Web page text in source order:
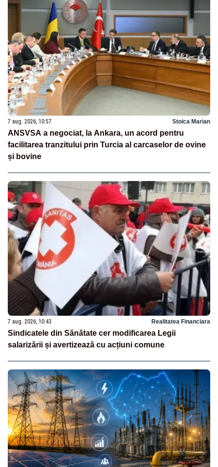
7 aug. 2026, 10:57 Stoica Marian
ANSVSA a negociat, la Ankara, un acord pentru
facilitarea tranzitului prin Turcia al carcaselor de ovine
și bovine
7 aug. 2026, 10:43 Realitatea Financiara
Sindicatele din Sănătate cer modificarea Legii
salarizării și avertizează cu acțiuni comune